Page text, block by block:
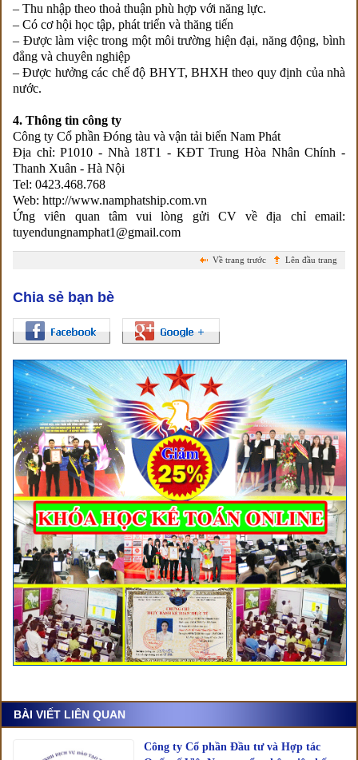
– Thu nhập theo thoả thuận phù hợp với năng lực.
– Có cơ hội học tập, phát triển và thăng tiến
– Được làm việc trong một môi trường hiện đại, năng động, bình
đẳng và chuyên nghiệp
– Được hưởng các chế độ BHYT, BHXH theo quy định của nhà
nước.
4. Thông tin công ty
Công ty Cổ phần Đóng tàu và vận tải biển Nam Phát
Địa chỉ: P1010 - Nhà 18T1 - KĐT Trung Hòa Nhân Chính -
Thanh Xuân - Hà Nội
Tel: 0423.468.768
Web: http://www.namphatship.com.vn
Ứng viên quan tâm vui lòng gửi CV về địa chỉ email:
tuyendungnamphat1@gmail.com
Lên đầu trang
Về trang trước
Chia sẻ bạn bè
BÀI VIẾT LIÊN QUAN
Công ty Cổ phần Đầu tư và Hợp tác